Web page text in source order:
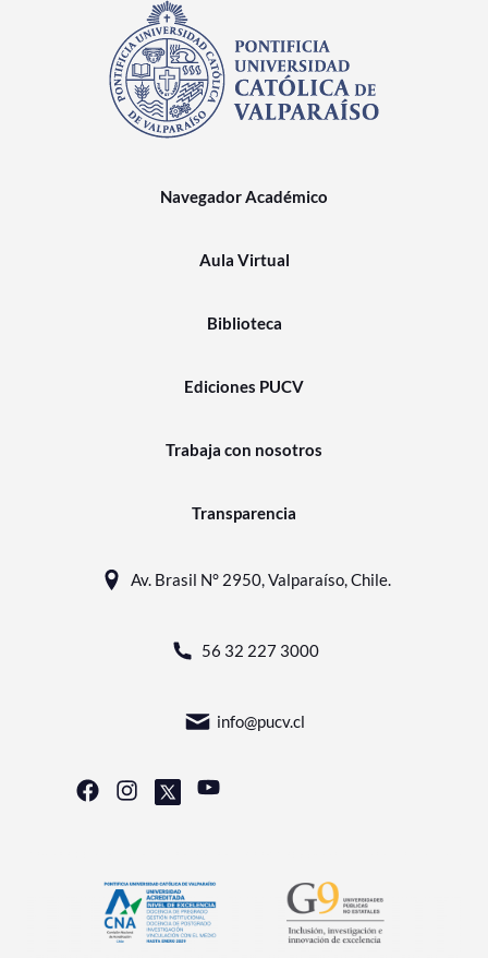
Navegador Académico
Aula Virtual
Biblioteca
Ediciones PUCV
Trabaja con nosotros
Transparencia
Av. Brasil N° 2950, Valparaíso, Chile.
56 32 227 3000
info@pucv.cl